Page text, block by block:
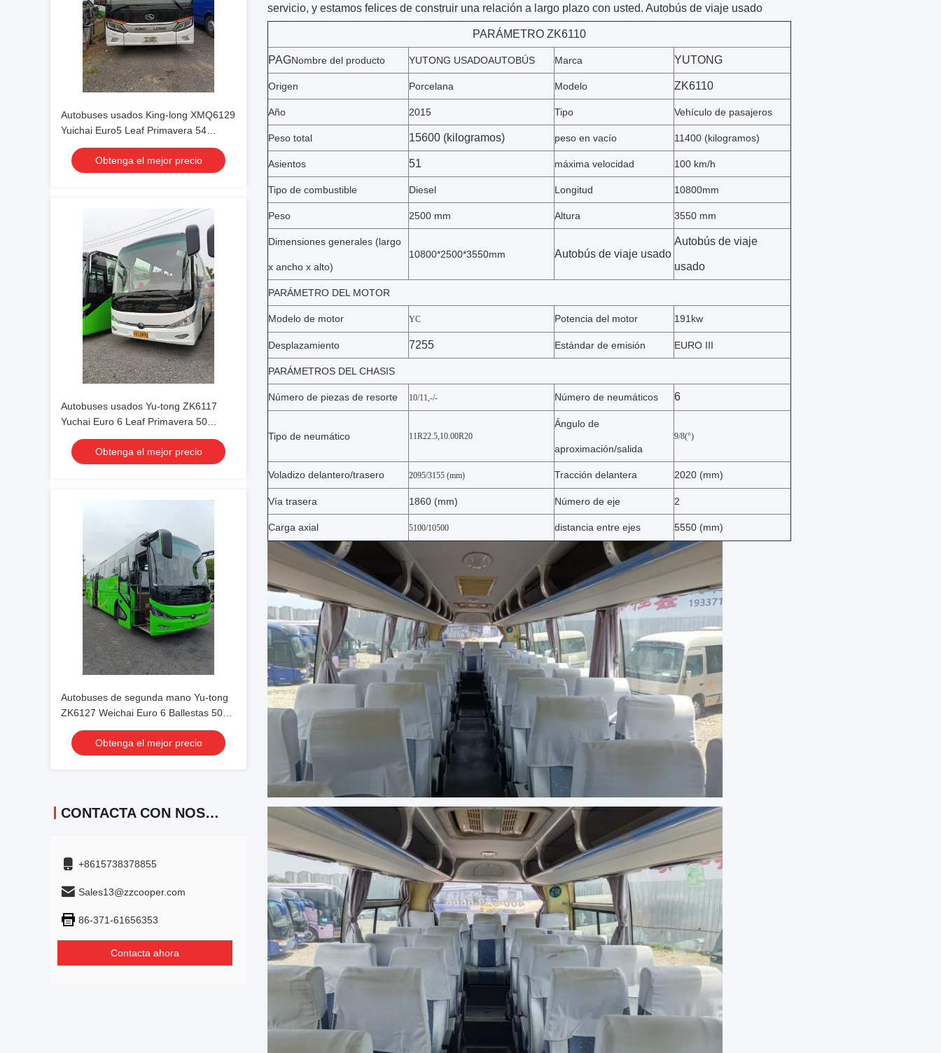
Autobuses usados King-long XMQ6129
Yuichai Euro5 Leaf Primavera 54
asientos 2021 Año Lux Transporte con
aire acondicionado para traslado o
larga distancia
Obtenga el mejor precio
Autobuses usados Yu-tong ZK6117
Yuchai Euro 6 Leaf Primavera 50
asientos 2023 Año Transporte de lujo
con aire acondicionado Para traslado o
larga distancia
Obtenga el mejor precio
Autobuses de segunda mano Yu-tong
ZK6127 Weichai Euro 6 Ballestas 50
Plazas Lujo 2023 Año Transporte con
Aire Acondicionado para Traslados o
Larga Distancia
Obtenga el mejor precio
CONTACTA CON NOSOTROS
+8615738378855
Sales13@zzcooper.com
86-371-61656353
Contacta ahora
servicio, y estamos felices de construir una relación a largo plazo con usted. Autobús de viaje usado
PARÁMETRO ZK6110
PAGNombre del producto YUTONG USADOAUTOBÚS Marca YUTONG
Origen Porcelana Modelo ZK6110
Año 2015 Tipo Vehículo de pasajeros
Peso total 15600 (kilogramos) peso en vacío 11400 (kilogramos)
Asientos 51 máxima velocidad 100 km/h
Tipo de combustible Diesel Longitud 10800mm
Peso 2500 mm Altura 3550 mm
Dimensiones generales (largo
x ancho x alto)
10800*2500*3550mm Autobús de viaje usado
Autobús de viaje
usado
PARÁMETRO DEL MOTOR
Modelo de motor YC Potencia del motor 191kw
Desplazamiento 7255 Estándar de emisión EURO III
PARÁMETROS DEL CHASIS
Número de piezas de resorte 10/11,-/- Número de neumáticos 6
Tipo de neumático 11R22.5,10.00R20
Ángulo de
aproximación/salida
9/8(°)
Voladizo delantero/trasero 2095/3155 (mm) Tracción delantera 2020 (mm)
Vía trasera 1860 (mm) Número de eje 2
Carga axial 5100/10500 distancia entre ejes 5550 (mm)